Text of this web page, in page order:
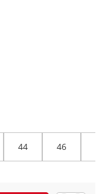
44 46